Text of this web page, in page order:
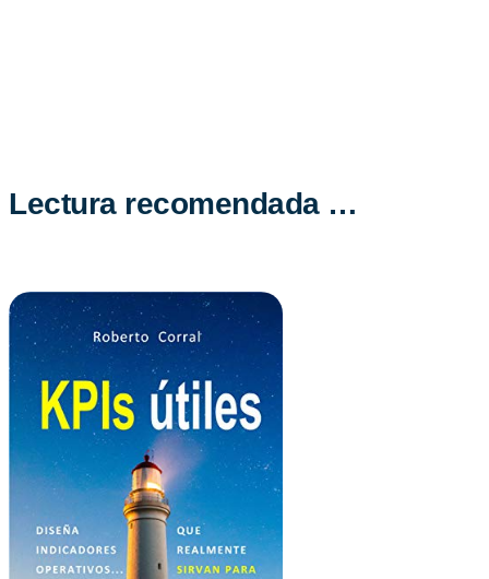
Lectura recomendada …